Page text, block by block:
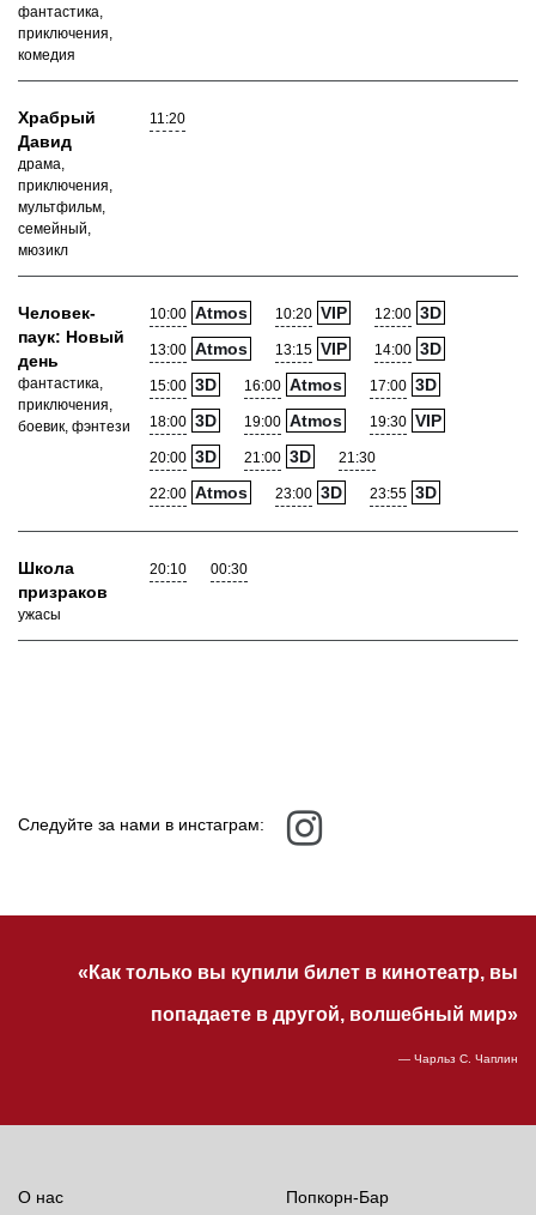
фантастика,
приключения,
комедия
Храбрый
Давид
драма,
приключения,
мультфильм,
семейный,
мюзикл
11:20
Человек-
паук: Новый
день
фантастика,
приключения,
боевик, фэнтези
10:00 Atmos 10:20 VIP 12:00 3D
13:00 Atmos 13:15 VIP 14:00 3D
15:00 3D 16:00 Atmos 17:00 3D
18:00 3D 19:00 Atmos 19:30 VIP
20:00 3D 21:00 3D 21:30
22:00 Atmos 23:00 3D 23:55 3D
Школа
призраков
ужасы
20:10 00:30
Следуйте за нами в инстаграм:
«Как только вы купили билет в кинотеатр, вы
попадаете в другой, волшебный мир»
— Чарльз С. Чаплин
О нас Попкорн-Бар